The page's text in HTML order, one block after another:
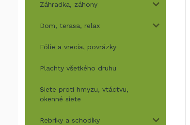
Záhradka, záhony
Dom, terasa, relax
Fólie a vrecia, povrázky
Plachty všetkého druhu
Siete proti hmyzu, vtáctvu,
okenné siete
Rebríky a schodíky